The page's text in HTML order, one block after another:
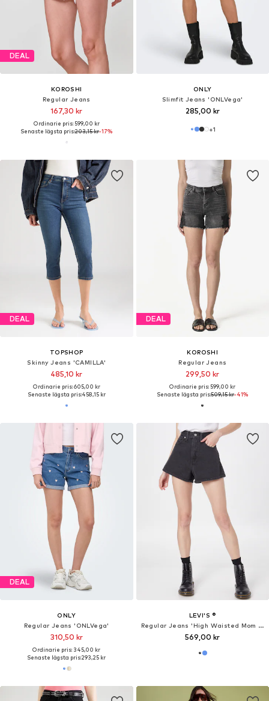
DEAL
KOROSHI
Regular Jeans
167,30 kr
Ordinarie pris: 599,00 kr
Senaste lägsta pris:203,15 kr-17%
ONLY
Slimfit Jeans 'ONLVega'
285,00 kr
+1
DEAL
TOPSHOP
Skinny Jeans 'CAMILLA'
485,10 kr
Ordinarie pris: 605,00 kr
Senaste lägsta pris:458,15 kr
DEAL
KOROSHI
Regular Jeans
299,50 kr
Ordinarie pris: 599,00 kr
Senaste lägsta pris:509,15 kr-41%
DEAL
ONLY
Regular Jeans 'ONLVega'
310,50 kr
Ordinarie pris: 345,00 kr
Senaste lägsta pris:293,25 kr
LEVI'S ®
Regular Jeans 'High Waisted Mom Short'
569,00 kr